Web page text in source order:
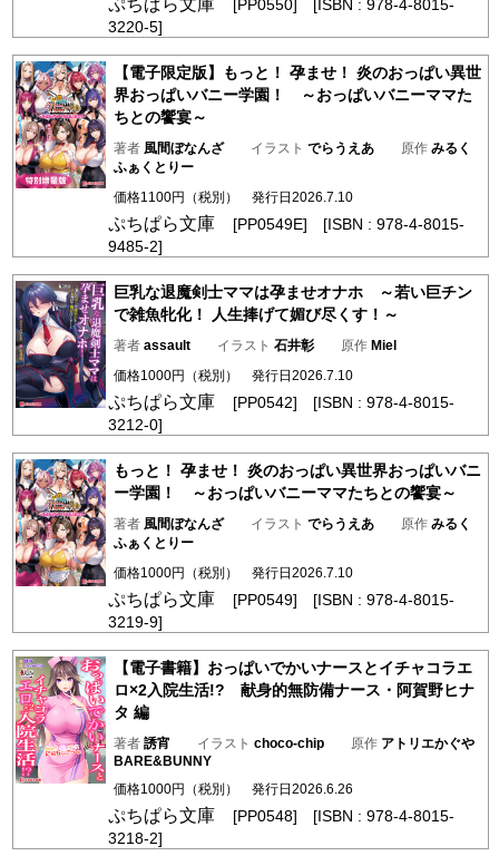
ぷちぱら文庫 [PP0550] [ISBN : 978-4-8015-
3220-5]
【電子限定版】もっと！ 孕ませ！ 炎のおっぱい異世
界おっぱいバニー学園！ ～おっぱいバニーママた
ちとの饗宴～
著者 風間ぼなんざ イラスト でらうえあ 原作 みるく
ふぁくとりー
価格1100円（税別） 発行日2026.7.10
ぷちぱら文庫 [PP0549E] [ISBN : 978-4-8015-
9485-2]
巨乳な退魔剣士ママは孕ませオナホ ～若い巨チン
で雑魚牝化！ 人生捧げて媚び尽くす！～
著者 assault イラスト 石井彰 原作 Miel
価格1000円（税別） 発行日2026.7.10
ぷちぱら文庫 [PP0542] [ISBN : 978-4-8015-
3212-0]
もっと！ 孕ませ！ 炎のおっぱい異世界おっぱいバニ
ー学園！ ～おっぱいバニーママたちとの饗宴～
著者 風間ぼなんざ イラスト でらうえあ 原作 みるく
ふぁくとりー
価格1000円（税別） 発行日2026.7.10
ぷちぱら文庫 [PP0549] [ISBN : 978-4-8015-
3219-9]
【電子書籍】おっぱいでかいナースとイチャコラエ
ロ×2入院生活!? 献身的無防備ナース・阿賀野ヒナ
タ 編
著者 誘宵 イラスト choco-chip 原作 アトリエかぐや
BARE&BUNNY
価格1000円（税別） 発行日2026.6.26
ぷちぱら文庫 [PP0548] [ISBN : 978-4-8015-
3218-2]